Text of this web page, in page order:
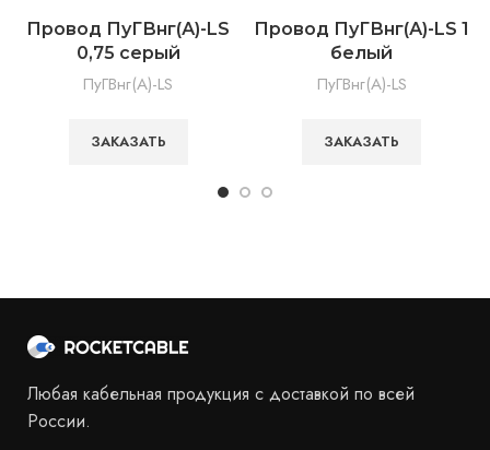
Провод ПуГВнг(А)-LS
0,75 серый
ПуГВнг(А)-LS
ЗАКАЗАТЬ
Провод ПуГВнг(А)-LS 1
белый
ПуГВнг(А)-LS
ЗАКАЗАТЬ
Любая кабельная продукция с доставкой по всей
России.